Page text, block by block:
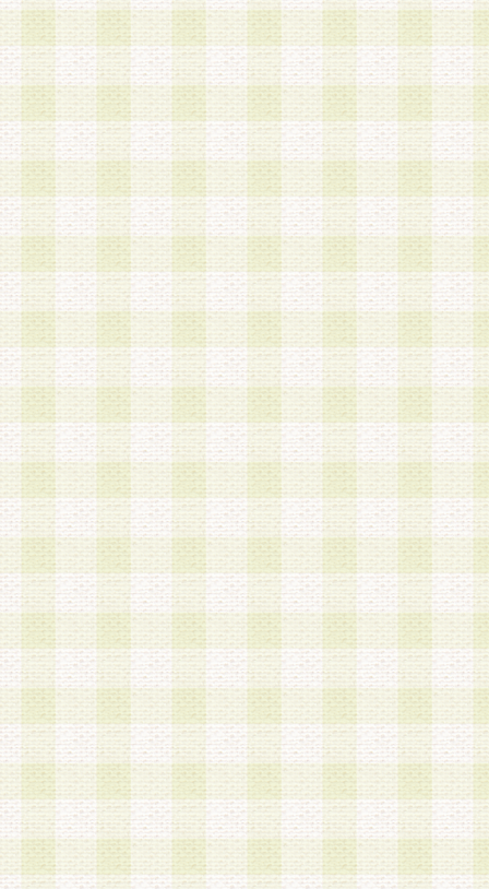
a.本サービスの実施または運営
b.本サービスに係る謝礼、景品、調査サンプル品
c.会員からの電話、メール等の問い合わせなどへ
d.その他これらに付随する業務
2.当社は、会員個人を識別することのできる情報
会員情報を本人の承諾なく第三者に開示すること
人を識別できる情報について第三者に開示または
社は事前に会員本人の同意を得るものとします。
3.前項の定めに拘わらず、当社は、以下の目的に
意を 得ることなく、会員個人を識別できる情報
づき選定した委託業者に対して当社の責任におい
できるものとします。な お、当社は、当該委託
契約を締結しこれを遵守させるとともに、本規約
の注意をもって当該情報を使用させるものとし ま
a.本サービスに係る謝礼、景品、調査サンプル品
b.会員からの電話、メール等の問い合わせなどへ
c.モバイルリサーチ、またはグループ形式による
実施もしくは運営
d.その他これらに付随する業務
4.会員は、住所、電話番号その他の登録情報につ
合は、速やかに当社所定の変更手続きを行うもの
5.当社は、必要と認めた場合、会員に対して、電
手段により登録情報の対象者が会員登録者本人で
の内容が正確であること、アンケートの回答内容
うことができるものとます。
6.会員は、会員登録後当社が定期的に行う登録情
して、当社指定の期間内に更新手続きを行うもの
該期間内に更新手続きを行わない場合、その時点
発行したポイントは失効されるものとします。